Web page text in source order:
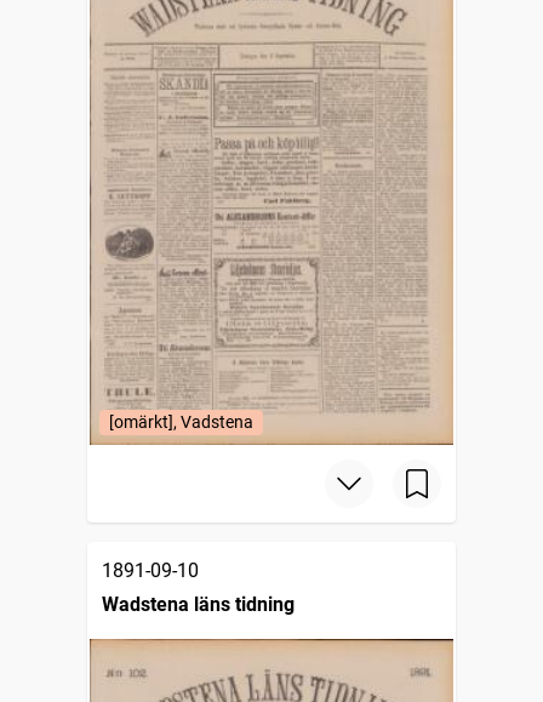
[omärkt], Vadstena
1891-09-10
Wadstena läns tidning